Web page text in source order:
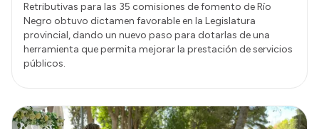
Retributivas para las 35 comisiones de fomento de Río
Negro obtuvo dictamen favorable en la Legislatura
provincial, dando un nuevo paso para dotarlas de una
herramienta que permita mejorar la prestación de servicios
públicos.